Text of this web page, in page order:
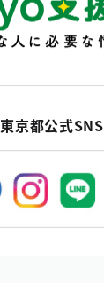
東京都公式SNS